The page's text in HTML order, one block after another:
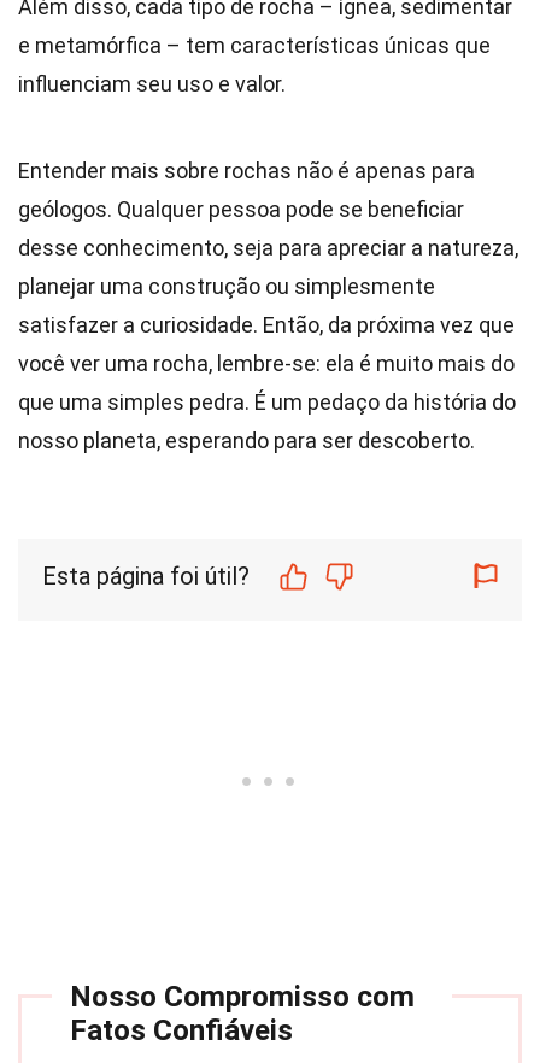
Além disso, cada tipo de rocha – ígnea, sedimentar
e metamórfica – tem características únicas que
influenciam seu uso e valor.
Entender mais sobre rochas não é apenas para
geólogos. Qualquer pessoa pode se beneficiar
desse conhecimento, seja para apreciar a natureza,
planejar uma construção ou simplesmente
satisfazer a curiosidade. Então, da próxima vez que
você ver uma rocha, lembre-se: ela é muito mais do
que uma simples pedra. É um pedaço da história do
nosso planeta, esperando para ser descoberto.
Esta página foi útil?
Nosso Compromisso com
Fatos Confiáveis